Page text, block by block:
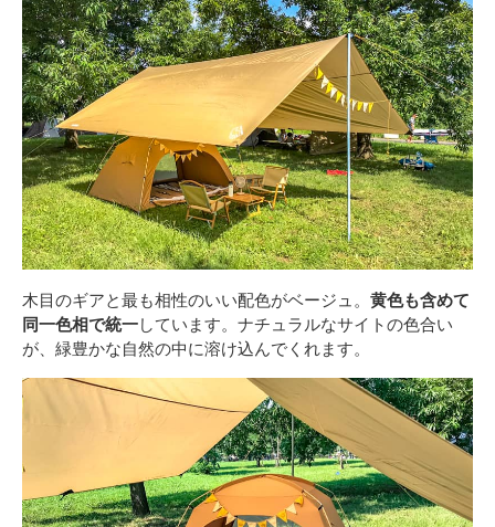
木目のギアと最も相性のいい配色がベージュ。 黄色も含めて
同一色相で統一しています。ナチュラルなサイトの色合い
が、緑豊かな自然の中に溶け込んでくれます。